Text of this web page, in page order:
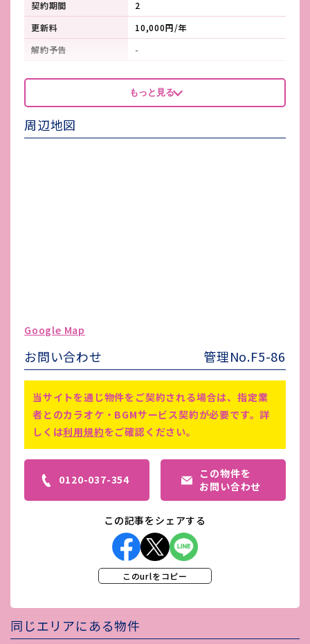
契約期間
2
更新料
10,000円/年
解約予告
-
看板製作費
-
看板使用料・
維持管理費
-
鍵交換費
-
備考 -
もっと見る
周辺地図
Google Map
お問い合わせ 管理No.F5-86
当サイトを通じ物件をご契約される場合は、指定業
者とのカラオケ・BGMサービス契約が必要です。詳
しくは利用規約をご確認ください。
0120-037-354
この物件を
お問い合わせ
この記事をシェアする
このurlをコピー
同じエリアにある物件